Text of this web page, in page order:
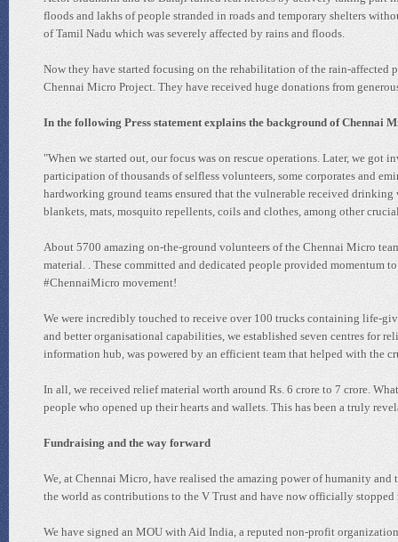
floods and lakhs of people stranded in roads and temporary shelters
of Tamil Nadu which was severely affected by rains and floods.
Now they have started focusing on the rehabilitation of the rain-affected
Chennai Micro Project. They have received huge donations from
In the following Press statement explains the background of Chennai
"When we started out, our focus was on rescue operations. Later, we
participation of thousands of selfless volunteers, some corporates and
hardworking ground teams ensured that the vulnerable received
blankets, mats, mosquito repellents, coils and clothes, among other
About 5700 amazing on-the-ground volunteers of the Chennai Micro
material. . These committed and dedicated people provided
#ChennaiMicro movement!
We were incredibly touched to receive over 100 trucks containing life-
and better organisational capabilities, we established seven centres for
information hub, was powered by an efficient team that helped with
In all, we received relief material worth around Rs. 6 crore to 7 crore.
people who opened up their hearts and wallets. This has been a truly
Fundraising and the way forward
We, at Chennai Micro, have realised the amazing power of humanity
the world as contributions to the V Trust and have now officially stopped
We have signed an MOU with Aid India, a reputed non-profit